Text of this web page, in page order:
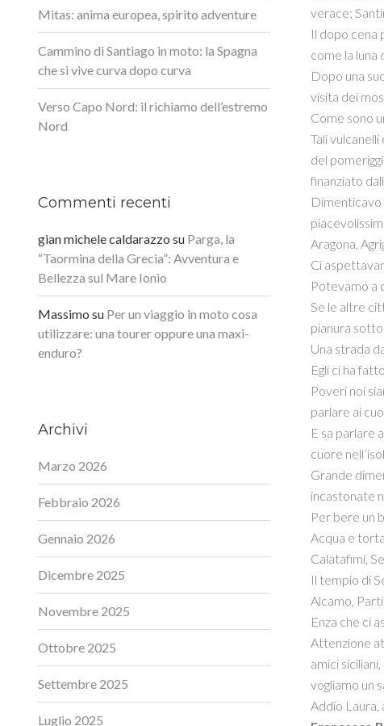
verace;
Il dopo cena
come la luna
Dopo una
visita dei
Come sono
Tali
del
finanziato
Dimenticavo
Aragona,
Ci
Potevamo a
Se le altre
pianura
Una strada
Egli ci ha
Poveri noi
parlare ai
E sa parlare
cuore
Grande
incastonate
Per bere un
Acqua e
Calatafimi,
Il tempio di
Alcamo,
Enza che ci
Attenzione
amici
vogliamo un
Addio Laura,
Mitas: anima europea, spirito adventure
Cammino di Santiago in moto: la Spagna
che si vive curva dopo curva
Verso Capo Nord: il richiamo dell’estremo
Nord
Commenti recenti
gian michele caldarazzo su Parga, la
“Taormina della Grecia”: Avventura e
Bellezza sul Mare Ionio
Massimo su Per un viaggio in moto cosa
utilizzare: una tourer oppure una maxi-
enduro?
Archivi
Marzo 2026
Febbraio 2026
Gennaio 2026
Dicembre 2025
Novembre 2025
Ottobre 2025
Settembre 2025
Luglio 2025